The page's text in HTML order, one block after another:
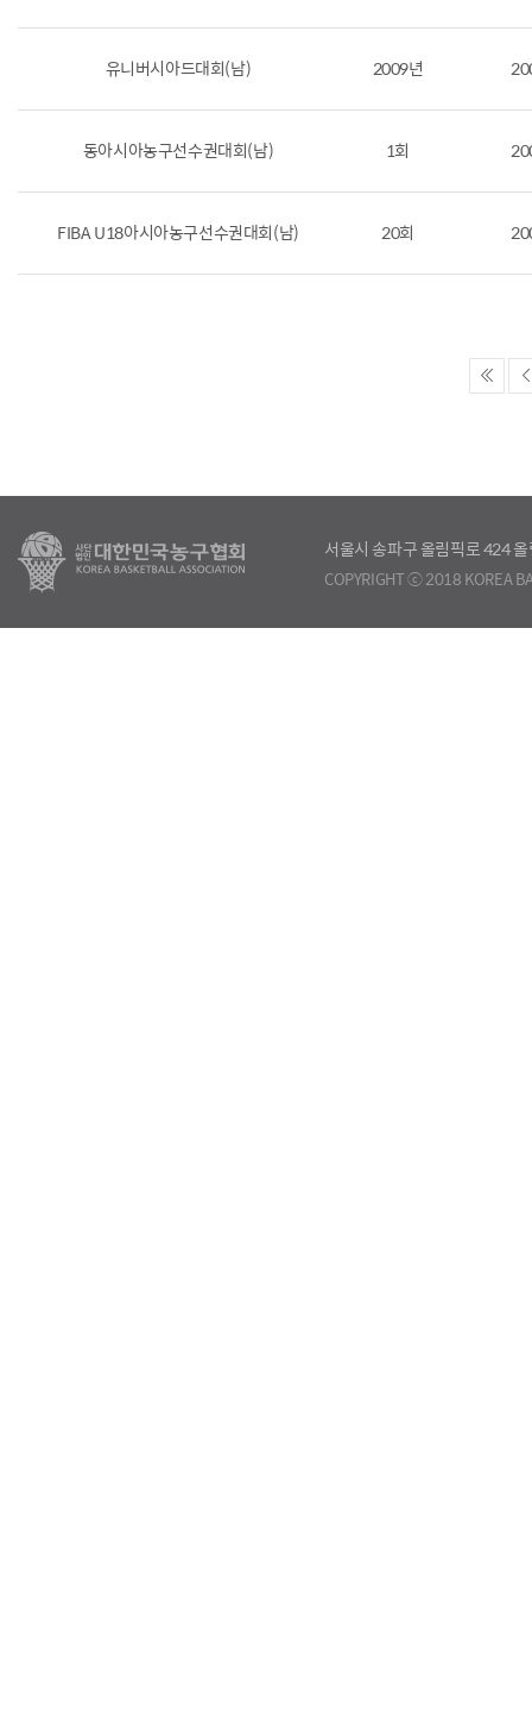
유니버시아드대회(남) 2009년
동아시아농구선수권대회(남) 1회
FIBA U18아시아농구선수권대회(남) 20회
서울시 송파구 올림픽로 424
COPYRIGHT ⓒ 2018 KOREA